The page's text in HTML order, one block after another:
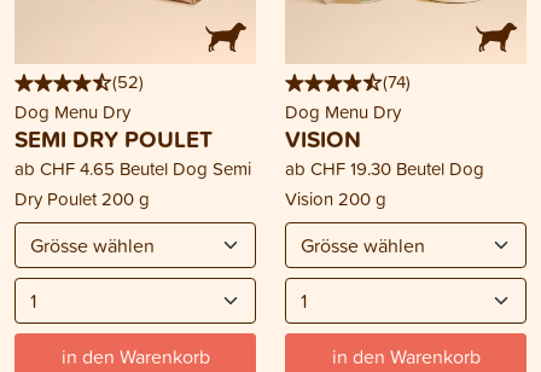
(52)
Dog Menu Dry
SEMI DRY POULET
ab CHF 4.65 Beutel Dog Semi
Dry Poulet 200 g
in den Warenkorb
(74)
Dog Menu Dry
VISION
ab CHF 19.30 Beutel Dog
Vision 200 g
in den Warenkorb